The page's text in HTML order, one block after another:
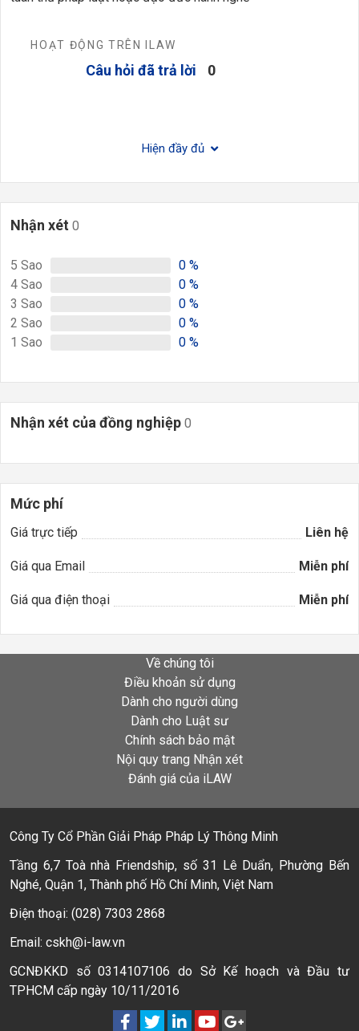
HOẠT ĐỘNG TRÊN ILAW
Câu hỏi đã trả lời 0
Hiện đầy đủ
Nhận xét 0
5 Sao 0 %
4 Sao 0 %
3 Sao 0 %
2 Sao 0 %
1 Sao 0 %
Nhận xét của đồng nghiệp 0
Mức phí
Giá trực tiếp Liên hệ
Giá qua Email Miễn phí
Giá qua điện thoại Miễn phí
Về chúng tôi
Điều khoản sử dụng
Dành cho người dùng
Dành cho Luật sư
Chính sách bảo mật
Nội quy trang Nhận xét
Đánh giá của iLAW
Công Ty Cổ Phần Giải Pháp Pháp Lý Thông Minh
Tầng 6,7 Toà nhà Friendship, số 31 Lê Duẩn, Phường Bến
Nghé, Quận 1, Thành phố Hồ Chí Minh, Việt Nam
Điện thoại: (028) 7303 2868
Email: cskh@i-law.vn
GCNĐKKD số 0314107106 do Sở Kế hoạch và Đầu tư
TPHCM cấp ngày 10/11/2016